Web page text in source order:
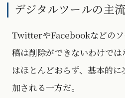
デジタルツールの主
TwitterやFacebookなどのソ
稿は削除ができないわけで
はほとんどおらず、基本的
加される一方だ。